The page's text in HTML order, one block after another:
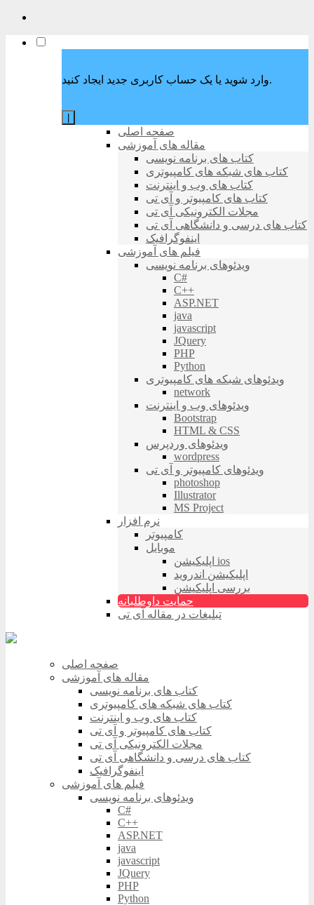
وارد شوید یا یک حساب کاربری جدید ایجاد کنید.
صفحه اصلی
مقاله های آموزشی
کتاب های برنامه نویسی
کتاب های شبکه های کامپیوتری
کتاب های وب و اینترنت
کتاب های کامپیوتر و آی تی
مجلات الکترونیکی آی تی
کتاب های درسی و دانشگاهی آی تی
اینفوگرافیک
فیلم های آموزشی
ویدئوهای برنامه نویسی
C#
C++
ASP.NET
java
javascript
JQuery
PHP
Python
ویدئوهای شبکه های کامپیوتری
network
ویدئوهای وب و اینترنت
Bootstrap
HTML & CSS
ویدئوهای وردپرس
wordpress
ویدئوهای کامپیوتر و آی تی
photoshop
Illustrator
MS Project
نرم افزار
کامپیوتر
موبایل
اپلیکیشن ios
اپلیکیشن اندروید
بررسی اپلیکیشن
حمایت داوطلبانه
تبلیغات در مقاله آی تی
صفحه اصلی
مقاله های آموزشی
کتاب های برنامه نویسی
کتاب های شبکه های کامپیوتری
کتاب های وب و اینترنت
کتاب های کامپیوتر و آی تی
مجلات الکترونیکی آی تی
کتاب های درسی و دانشگاهی آی تی
اینفوگرافیک
فیلم های آموزشی
ویدئوهای برنامه نویسی
C#
C++
ASP.NET
java
javascript
JQuery
PHP
Python